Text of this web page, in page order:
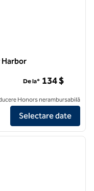
Harbor
Inn Baltimore Inner
De la* 134 $
Honors nerambursabilă
Selectare date
1/12